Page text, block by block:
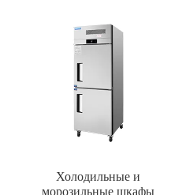
Холодильные и